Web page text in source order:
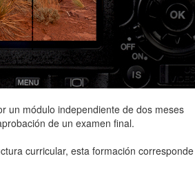
un módulo independiente de dos meses
de un examen final.
curricular, esta formación corresponde